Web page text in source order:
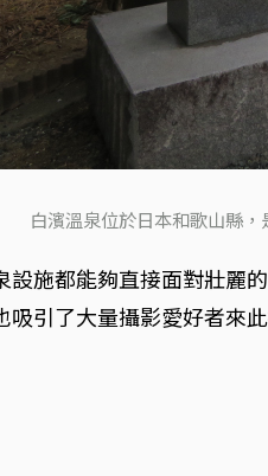
白濱溫泉位於日本和歌山縣
設施都能夠直接面對壯麗
引了大量攝影愛好者來